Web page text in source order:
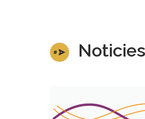
Noticies